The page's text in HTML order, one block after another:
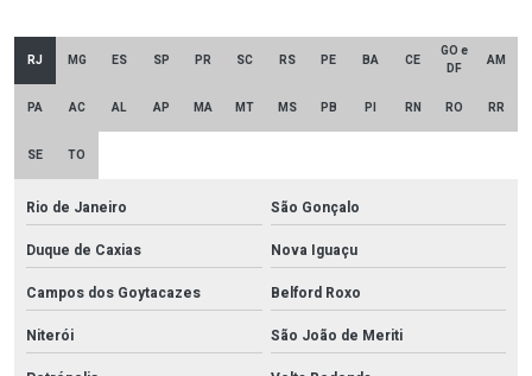
RJ MG ES SP PR SC RS PE BA CE
GO e
DF
AM
PA AC AL AP MA MT MS PB PI RN RO RR
SE TO
Rio de Janeiro
São Gonçalo
Duque de Caxias
Nova Iguaçu
Campos dos Goytacazes
Belford Roxo
Niterói
São João de Meriti